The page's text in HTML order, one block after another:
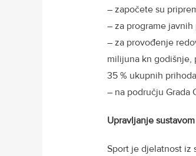
– započete su
– za programe
– za provođenje
milijuna kn godišnje,
35 % ukupnih
– na području Grada
Upravljanje
Sport je djelatnost iz